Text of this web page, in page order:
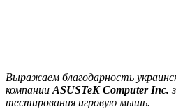
Выражаем благодарность
компании ASUSTeK Computer Inc.
тестирования игровую мышь.